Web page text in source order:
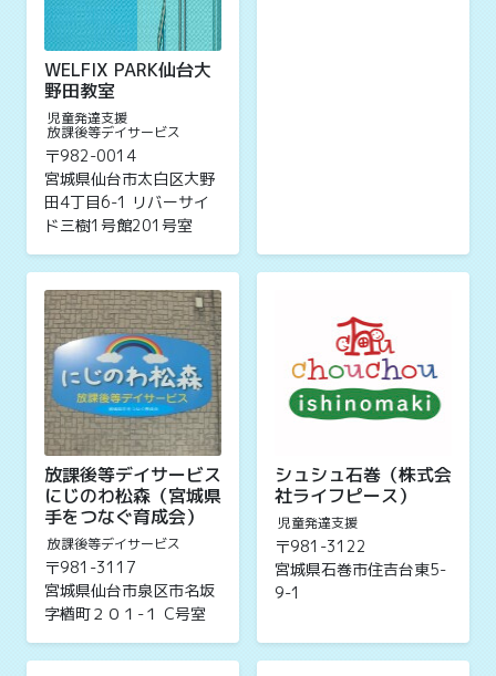
WELFIX PARK仙台大
野田教室
児童発達支援
放課後等デイサービス
〒982-0014
宮城県仙台市太白区大野
田4丁目6-1 リバーサイ
ド三樹1号館201号室
放課後等デイサービス
にじのわ松森（宮城県
手をつなぐ育成会）
放課後等デイサービス
〒981-3117
宮城県仙台市泉区市名坂
字楢町２０１-１ C号室
シュシュ石巻（株式会
社ライフピース）
児童発達支援
〒981-3122
宮城県石巻市住吉台東5-
9-1